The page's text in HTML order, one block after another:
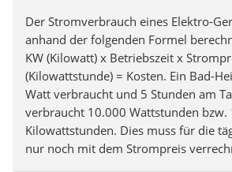
Der Stromverbrauch eines Elektro-
anhand der folgenden Formel
KW (Kilowatt) x Betriebszeit x
(Kilowattstunde) = Kosten. Ein Bad-
Watt verbraucht und 5 Stunden am
verbraucht 10.000 Wattstunden bzw.
Kilowattstunden. Dies muss für die
nur noch mit dem Strompreis